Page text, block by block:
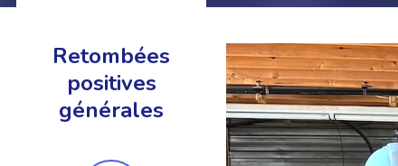
Retombées
positives
générales